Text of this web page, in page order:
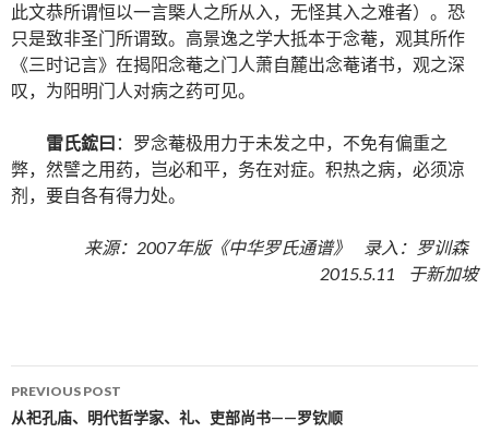
此文恭所谓恒以一言㮣人之所从入，无怪其入之难者）。恐
只是致非圣门所谓致。高景逸之学大抵本于念菴，观其所作
《三时记言》在揭阳念菴之门人萧自麓出念菴诸书，观之深
叹，为阳明门人对病之药可见。
雷氏鋐曰 ：罗念菴极用力于未发之中，不免有偏重之
弊，然譬之用药，岂必和平，务在对症。积热之病，必须凉
剂，要自各有得力处。
来源：2007年版《中华罗氏通谱》 录入：罗训森
2015.5.11 于新加坡
Post navigation
PREVIOUS POST
从祀孔庙、明代哲学家、礼、吏部尚书——罗钦顺